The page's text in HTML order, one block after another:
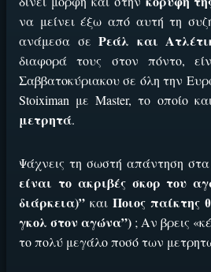
να μείνει έξω από αυτή τη
ανάμεσα σεΡεάλ και
διαφορά τους στον πόντο,
Σαββατοκύριακου σε όλη την
Stoiximan με Master, το οποίο
μετρητά.
Ψάχνεις τη σωστή απάντηση
είναι το ακριβές σκορ του
διάρκεια)” και Ποιος παίκτης
γκολ στον αγώνα”) ; Αν βρεις
το πολύ μεγάλο ποσό των